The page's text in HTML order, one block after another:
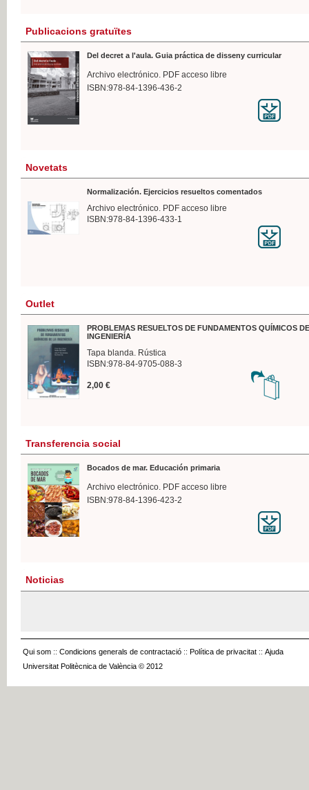
Publicacions gratuïtes
Del decret a l'aula. Guia práctica de disseny curricular
Archivo electrónico. PDF acceso libre
ISBN:978-84-1396-436-2
Novetats
Normalización. Ejercicios resueltos comentados
Archivo electrónico. PDF acceso libre
ISBN:978-84-1396-433-1
Outlet
PROBLEMAS RESUELTOS DE FUNDAMENTOS QUÍMICOS
INGENIERÍA
Tapa blanda. Rústica
ISBN:978-84-9705-088-3
2,00 €
Transferencia social
Bocados de mar. Educación primaria
Archivo electrónico. PDF acceso libre
ISBN:978-84-1396-423-2
Noticias
Qui som :: Condicions generals de contractació :: Política de privacitat :: Ajuda
Universitat Politècnica de València © 2012